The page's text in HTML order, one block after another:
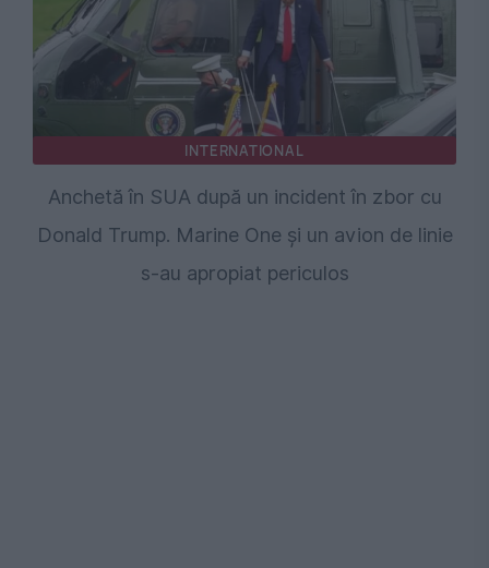
INTERNATIONAL
Anchetă în SUA după un incident în zbor cu
Donald Trump. Marine One și un avion de linie
s-au apropiat periculos